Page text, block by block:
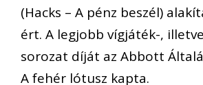
(Hacks – A pénz beszél)
ért. A legjobb vígjáték-,
sorozat díját az Abbott
A fehér lótusz kapta.